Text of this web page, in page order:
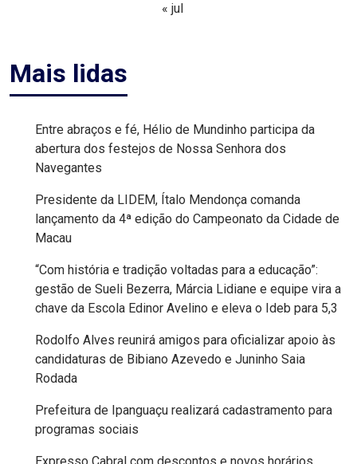
EMANCIPAÇÃO
DE
MACAU
EMANCIPAÇÃO
POLÍTICA
EMPREENDIMENTO
ENTREVISTA
ESPORTE
EVENTOS
FAKE
« jul
Mais lidas
Entre abraços e fé, Hélio de Mundinho participa da
abertura dos festejos de Nossa Senhora dos
Navegantes
Presidente da LIDEM, Ítalo Mendonça comanda
lançamento da 4ª edição do Campeonato da Cidade de
Macau
“Com história e tradição voltadas para a educação”:
gestão de Sueli Bezerra, Márcia Lidiane e equipe vira a
chave da Escola Edinor Avelino e eleva o Ideb para 5,3
Rodolfo Alves reunirá amigos para oficializar apoio às
candidaturas de Bibiano Azevedo e Juninho Saia
Rodada
Prefeitura de Ipanguaçu realizará cadastramento para
programas sociais